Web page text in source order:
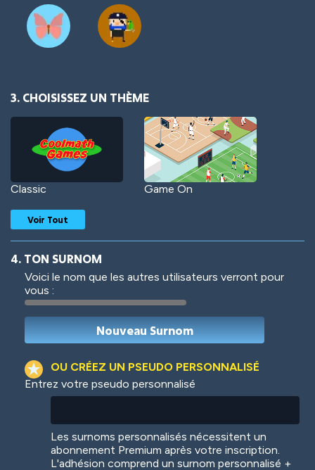
3. CHOISISSEZ UN THÈME
Classic Game On
Woof
Colorful
Voir Tout
4. TON SURNOM
Voici le nom que les autres utilisateurs verront pour
vous :
OU CRÉEZ UN PSEUDO PERSONNALISÉ
Entrez votre pseudo personnalisé
Les surnoms personnalisés nécessitent un
abonnement Premium après votre inscription.
L'adhésion comprend un surnom personnalisé +